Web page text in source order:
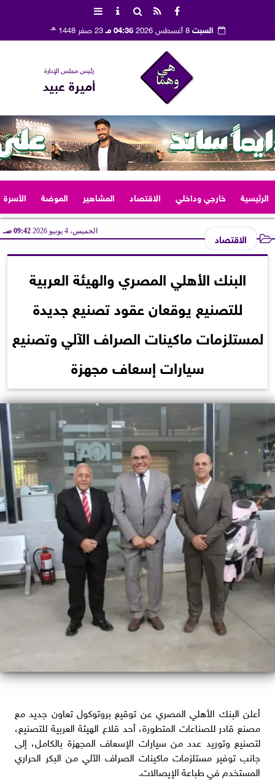
السبت8 أغسطس 2026 04:36 مـ 23 صفر 1448 هـ
رئيس مجلس الإدارة
أميرة عبيد
الرئيسية خارجي وداخلي الاقتصاد المشاهير الموضة الأسرة
الاقتصاد الخميس، 4 يونيو 2026 09:42 صـ
البنك الأهلي المصري والهيئة العربية
للتصنيع يوقعان عقود تصنيع جديدة
لمستلزمات ماكينات الصراف الآلي وتصنيع
سيارات إسعاف مجهزة
أعلن البنك الأهلي المصري عن توقيع بروتوكول تعاون جديد مع
مصنع قادر للصناعات المتطورة، أحد قلاع الهيئة العربية للتصنيع،
لتصنيع وتوريد عدد من سيارات الإسعاف المجهزة بالكامل، إلى
جانب توفير مستلزمات ماكينات الصراف الآلي من البكر الحراري
المستخدم في طباعة الإيصالات.